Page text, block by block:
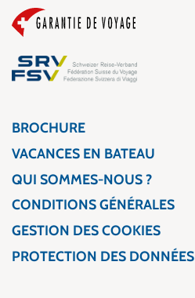
BROCHURE
VACANCES EN BATEAU
QUI SOMMES-NOUS ?
CONDITIONS GÉNÉRALES
GESTION DES COOKIES
PROTECTION DES DONNÉES